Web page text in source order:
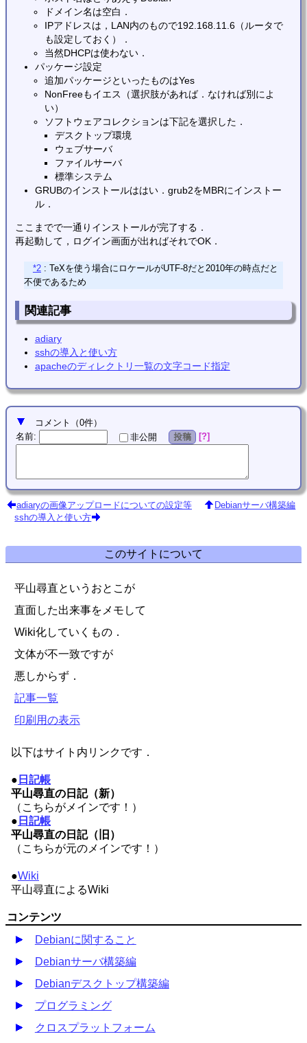
ドメイン名は空白．
IPアドレスは，LAN内のもので192.168.11.6（ルータで
も設定しておく）．
当然DHCPは使わない．
パッケージ設定
追加パッケージといったものはYes
NonFreeもイエス（選択肢があれば．なければ別によ
い）
ソフトウェアコレクションは下記を選択した．
デスクトップ環境
ウェブサーバ
ファイルサーバ
標準システム
GRUBのインストールははい．grub2をMBRにインストー
ル．
ここまでで一通りインストールが完了する．
再起動して，ログイン画面が出ればそれでOK．
*2: TeXを使う場合にロケールがUTF-8だと2010年の時点だと
不便であるため
関連記事
adiary
sshの導入と使い方
apacheのディレクトリ一覧の文字コード指定
コメント （0件）
名前: 非公開 投稿 ?
adiaryの画像アップロードについての設定等
Debianサーバ構築編
sshの導入と使い方
このサイトについて
平山尋直というおとこが
直面した出来事をメモして
Wiki化していくもの．
文体が不一致ですが
悪しからず．
記事一覧
印刷用の表示
以下はサイト内リンクです．
● 日記帳
平山尋直の日記（新）
（こちらがメインです！）
● 日記帳
平山尋直の日記（旧）
（こちらが元のメインです！）
●Wiki
平山尋直によるWiki
コンテンツ
Debianに関すること
Debianサーバ構築編
Debianデスクトップ構築編
プログラミング
クロスプラットフォーム